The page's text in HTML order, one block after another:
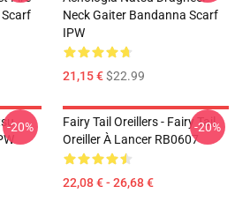
Neck Gaiter Bandanna Scarf
IPW
21,15 €$22.99
-20%
Fairy Tail Oreillers - Fairy Tail
Oreiller À Lancer RB0607
22,08 € - 26,68 €
-20%